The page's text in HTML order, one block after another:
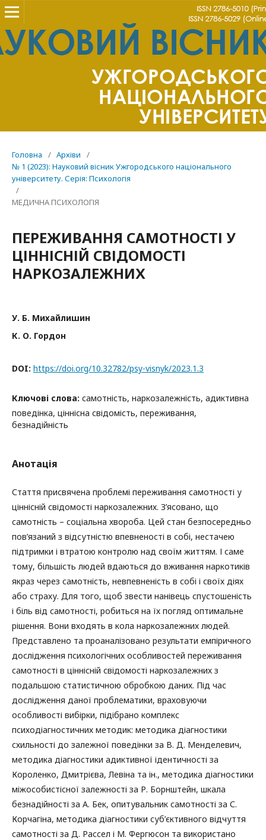
Головна / Архіви
/
№ 1 (2023): Науковий вісник Ужгородського національного
університету. Серія: Психологія
/
МЕДИЧНА ПСИХОЛОГІЯ
ПЕРЕЖИВАННЯ САМОТНОСТІ У
ЦІННІСНІЙ СВІДОМОСТІ
НАРКОЗАЛЕЖНИХ
У. Б. Михайлишин
К. О. Гордон
DOI: https://doi.org/10.32782/psy-visnyk/2023.1.3
Ключові слова: самотність, наркозалежність, адиктивна
поведінка, ціннісна свідомість, переживання,
безнадійність
Анотація
Стаття присвячена проблемі переживання самотності у
ціннісній свідомості наркозалежних. З’ясовано, що
самотність – соціальна хвороба. Цей стан безпосередньо
пов’язаний з відсутністю впевненості в собі, нестачею
підтримки і втратою контролю над своїм життям. І саме
тому, більшість людей вдаються до вживання наркотиків
якраз через самотність, невпевненість в собі і своїх діях
або страху. Для того, щоб звести нанівець спустошеність
і біль від самотності, робиться на їх погляд оптимальне
рішення. Вони входять в кола наркозалежних людей.
Представлено та проаналізовано результати емпіричного
дослідження психологічних особливостей переживання
самотності в ціннісній свідомості наркозалежних з
подальшою статистичною обробкою даних. Під час
дослідження даної проблематики, враховуючи
особливості вибірки, підібрано комплекс
психодіагностичних методик: методика діагностики
схильності до залежної поведінки за В. Д. Менделевич,
методика діагностики адиктивної ідентичності за
Короленко, Дмитрієва, Левіна та ін., методика діагностики
міжособистісної залежності за Р. Борнштейн, шкала
безнадійності за А. Бек, опитувальник самотності за С.
Корчагіна, методика діагностики суб’єктивного відчуття
самотності за Д. Рассел і М. Фергюсон та використано